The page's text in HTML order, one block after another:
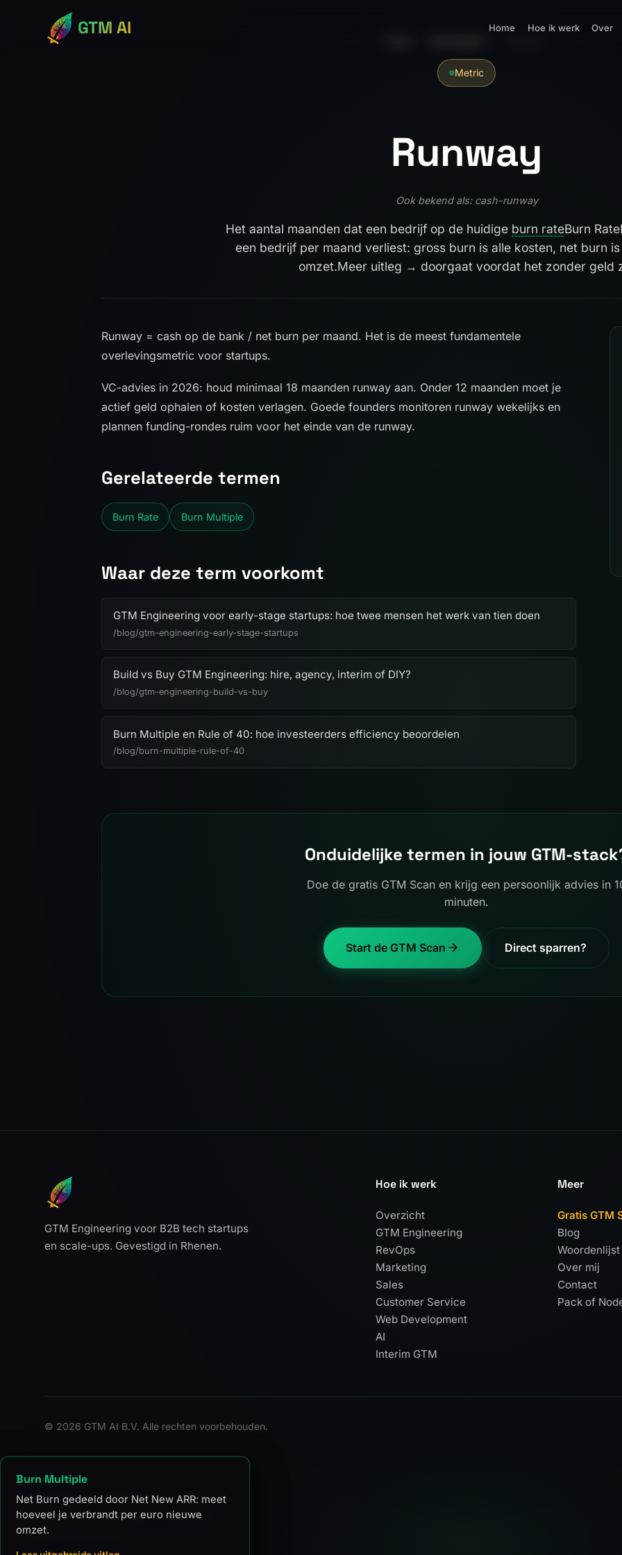
GTM AI Home Hoe ik werk
Over
Metric
Runway
Ook bekend als: cash-runway
Het aantal maanden dat een bedrijf op de huidige burn rateBurn Rate
een bedrijf per maand verliest: gross burn is alle kosten, net burn
omzet.Meer uitleg → doorgaat voordat het zonder geld
Runway = cash op de bank / net burn per maand. Het is de meest fundamentele
overlevingsmetric voor startups.
VC-advies in 2026: houd minimaal 18 maanden runway aan. Onder 12 maanden moet je
actief geld ophalen of kosten verlagen. Goede founders monitoren runway wekelijks en
plannen funding-rondes ruim voor het einde van de runway.
Gerelateerde termen
Burn Rate Burn Multiple
Waar deze term voorkomt
GTM Engineering voor early-stage startups: hoe twee mensen het werk van tien doen
/blog/gtm-engineering-early-stage-startups
Build vs Buy GTM Engineering: hire, agency, interim of DIY?
/blog/gtm-engineering-build-vs-buy
Burn Multiple en Rule of 40: hoe investeerders efficiency beoordelen
/blog/burn-multiple-rule-of-40
Onduidelijke termen in jouw GTM-
Doe de gratis GTM Scan en krijg een persoonlijk advies in
minuten.
Start de GTM Scan Direct sparren?
GTM Engineering voor B2B tech startups
en scale-ups. Gevestigd in Rhenen.
Hoe ik werk
Overzicht
GTM Engineering
RevOps
Marketing
Sales
Customer Service
Web Development
AI
Interim GTM
Meer
Gratis GTM
Blog
Woordenlijst
Over mij
Contact
Pack of
© 2026 GTM AI B.V. Alle rechten voorbehouden.
Burn Rate
Het bedrag dat een bedrijf per maand
verliest: gross burn is alle kosten, net burn
is kosten minus omzet.
Burn Multiple
Net Burn gedeeld door Net New ARR: meet
hoeveel je verbrandt per euro nieuwe
omzet.